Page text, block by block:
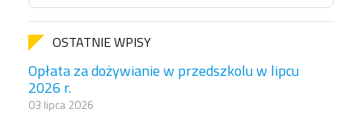
OSTATNIE WPISY
Opłata za dożywianie w przedszkolu w lipcu
2026 r.
03 lipca 2026